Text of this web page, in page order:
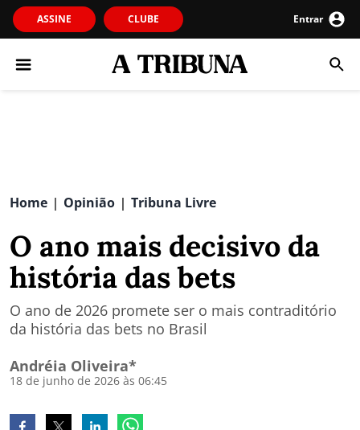
ASSINE CLUBE Entrar
Home | Opinião | Tribuna Livre
O ano mais decisivo da
história das bets
O ano de 2026 promete ser o mais contraditório
da história das bets no Brasil
Andréia Oliveira*
18 de junho de 2026 às 06:45